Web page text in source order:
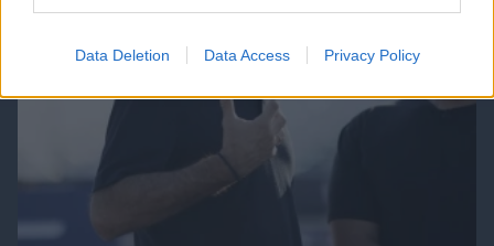
Data Deletion Data Access Privacy Policy